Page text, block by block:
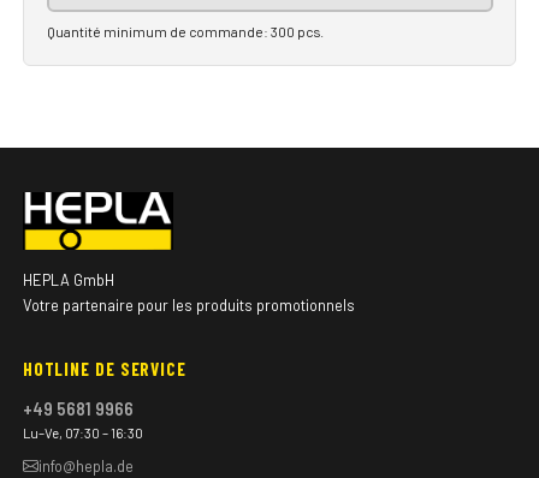
Quantité minimum de commande: 300 pcs.
HEPLA GmbH
Votre partenaire pour les produits promotionnels
HOTLINE DE SERVICE
+49 5681 9966
Lu–Ve, 07:30 – 16:30
info@hepla.de